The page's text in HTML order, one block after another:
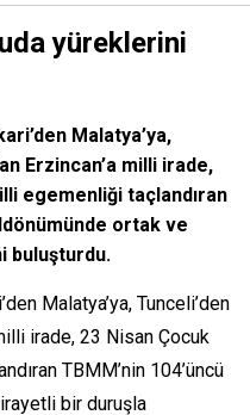
yüreklerini
Malatya’ya,
Erzincan’a milli irade,
egemenliği taçlandıran
ortak ve
buluşturdu.
Malatya’ya, Tunceli’den
irade, 23 Nisan Çocuk
TBMM’nin 104’üncü
bir duruşla